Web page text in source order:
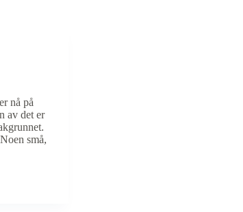
nå på
av det er
små,